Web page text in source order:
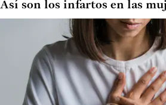
Así son los infartos en las